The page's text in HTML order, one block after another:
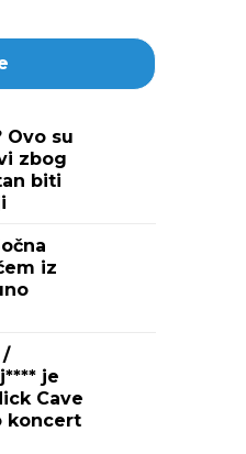
Ovo su
zbog
biti
iz
/
je
Cave
koncert